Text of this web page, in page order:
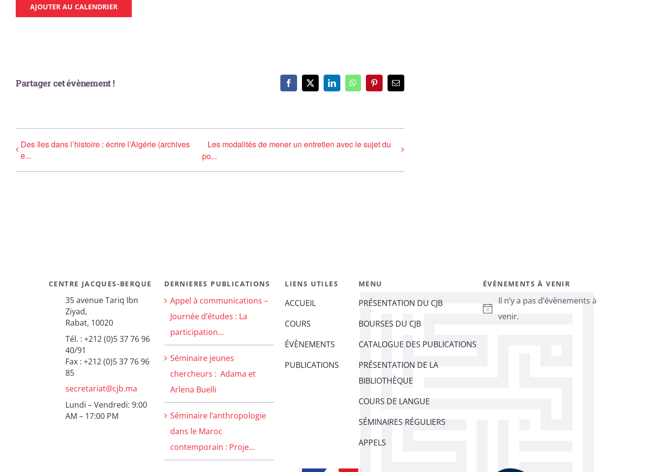
AJOUTER AU CALENDRIER
Partager cet évènement ! Facebook
X LinkedInWhatsAppPinterestEmail
Des îles dans l’histoire : écrire l’Algérie (archives
e...
Les modalités de mener un entretien avec le sujet du
po...
CENTRE JACQUES-BERQUE
35 avenue Tariq Ibn
Ziyad,
Rabat, 10020
Tél. : +212 (0)5 37 76 96
40/91
Fax : +212 (0)5 37 76 96
85
secretariat@cjb.ma
Lundi – Vendredi: 9:00
AM – 17:00 PM
DERNIERES PUBLICATIONS
Appel à communications –
Journée d’études : La
participation...
Séminaire jeunes
chercheurs : Adama et
Arlena Buelli
Séminaire l’anthropologie
dans le Maroc
contemporain : Proje...
LIENS UTILES
ACCUEIL
COURS
ÉVÈNEMENTS
PUBLICATIONS
MENU
PRÉSENTATION DU CJB
BOURSES DU CJB
CATALOGUE DES PUBLICATIONS
PRÉSENTATION DE LA
BIBLIOTHÈQUE
COURS DE LANGUE
SÉMINAIRES RÉGULIERS
APPELS
ÉVÈNEMENTS À VENIR
Notice
Il n’y a pas d’évènements à
venir.